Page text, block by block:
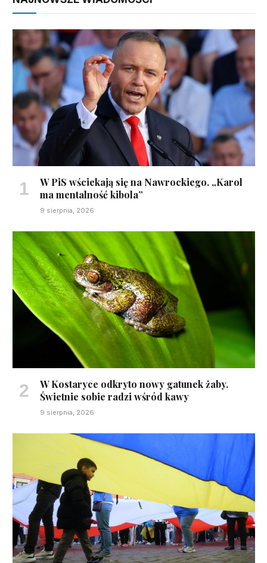
W PiS wściekają się na Nawrockiego. „Karol
ma mentalność kibola”
9 sierpnia, 2026
W Kostaryce odkryto nowy gatunek żaby.
Świetnie sobie radzi wśród kawy
9 sierpnia, 2026